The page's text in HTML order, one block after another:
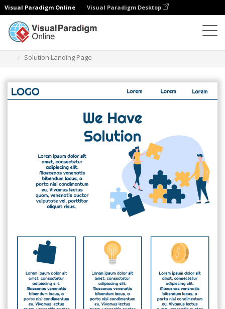
Visual Paradigm Online Visual Paradigm Desktop
Solution Landing Page